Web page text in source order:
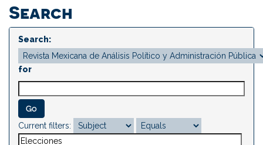
Search
Search:
for
Current filters: